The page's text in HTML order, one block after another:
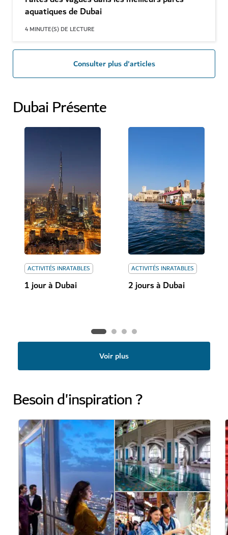
aquatiques de Dubai
4 MINUTE(S) DE LECTURE
Consulter plus d'articles
Dubai Présente
ACTIVITÉS INRATABLES
1 jour à Dubai
ACTIVITÉS INRATABLES
2 jours à Dubai
Voir plus
Besoin d'inspiration ?